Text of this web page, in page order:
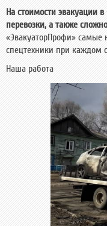
На стоимости эвакуации
перевозки, а также
«ЭвакуаторПрофи» самые
спецтехники при каждом
Наша работа